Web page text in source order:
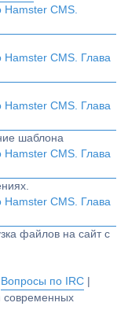
Hamster CMS.
Hamster CMS. Глава
Hamster CMS. Глава
шаблона
Hamster CMS. Глава
Hamster CMS. Глава
файлов на сайт с
Вопросы по IRC
современных